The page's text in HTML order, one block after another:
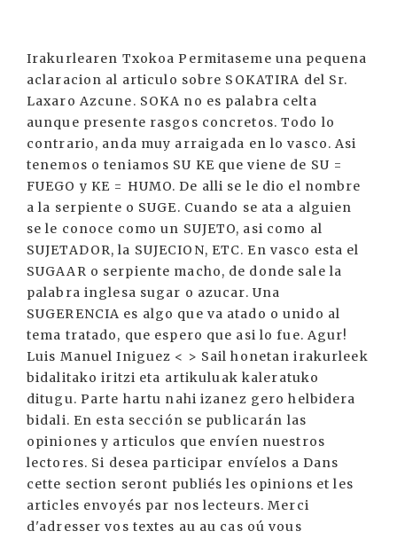
Irakurlearen Txokoa Permitaseme una pequena
aclaracion al articulo sobre SOKATIRA del Sr.
Laxaro Azcune. SOKA no es palabra celta
aunque presente rasgos concretos. Todo lo
contrario, anda muy arraigada en lo vasco. Asi
tenemos o teniamos SU KE que viene de SU =
FUEGO y KE = HUMO. De alli se le dio el nombre
a la serpiente o SUGE. Cuando se ata a alguien
se le conoce como un SUJETO, asi como al
SUJETADOR, la SUJECION, ETC. En vasco esta el
SUGAAR o serpiente macho, de donde sale la
palabra inglesa sugar o azucar. Una
SUGERENCIA es algo que va atado o unido al
tema tratado, que espero que asi lo fue. Agur!
Luis Manuel Iniguez < > Sail honetan irakurleek
bidalitako iritzi eta artikuluak kaleratuko
ditugu. Parte hartu nahi izanez gero helbidera
bidali. En esta sección se publicarán las
opiniones y articulos que envíen nuestros
lectores. Si desea participar envíelos a Dans
cette section seront publiés les opinions et les
articles envoyés par nos lecteurs. Merci
d'adresser vos textes au au cas oú vous